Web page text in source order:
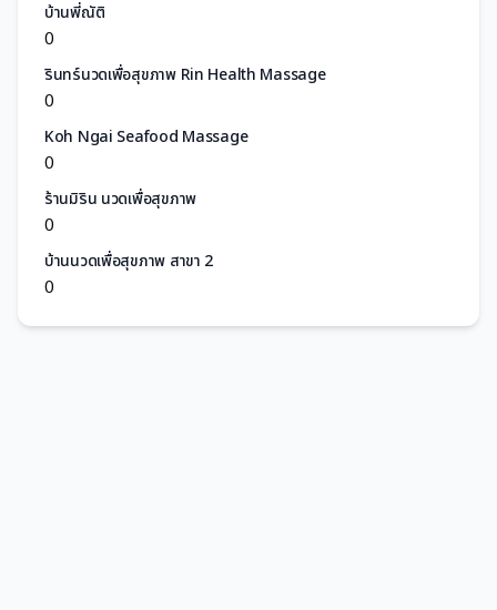
บ้านพี่ณัติ
0
รินทร์นวดเพื่อสุขภาพ Rin Health Massage
0
Koh Ngai Seafood Massage
0
ร้านมิริน นวดเพื่อสุขภาพ
0
บ้านนวดเพื่อสุขภาพ สาขา 2
0